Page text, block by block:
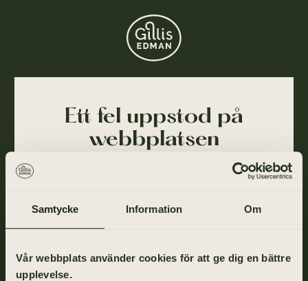
Samtycke Information Om
Vår webbplats använder cookies för att ge dig en bättre
upplevelse.
Ett fel uppstod på
webbplatsen
Ajdå! Vår webbplats stötte på ett tillfälligt fel och
rapporterat till oss och vi arbetar på att lösa det så
Gå tillbaka till startsidan om du vill fortsätta ditt
besök eller ring oss på
031-355 40 00